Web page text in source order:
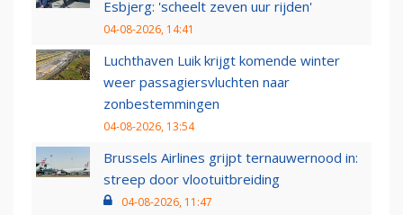
Esbjerg: 'scheelt zeven uur rijden'
04-08-2026, 14:41
Luchthaven Luik krijgt komende winter
weer passagiersvluchten naar
zonbestemmingen
04-08-2026, 13:54
Brussels Airlines grijpt ternauwernood in:
streep door vlootuitbreiding
04-08-2026, 11:47